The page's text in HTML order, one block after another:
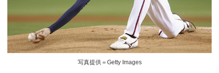
写真提供＝Getty Images